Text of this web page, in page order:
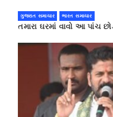
ગુજરાત સમાચાર ભારત સમાચાર
તમારા ઘરમાં વાવો આ પાંચ